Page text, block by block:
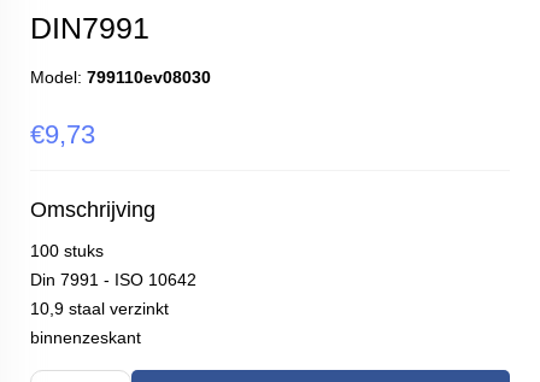
DIN7991
Model: 799110ev08030
€9,73
Omschrijving
100 stuks
Din 7991 - ISO 10642
10,9 staal verzinkt
binnenzeskant